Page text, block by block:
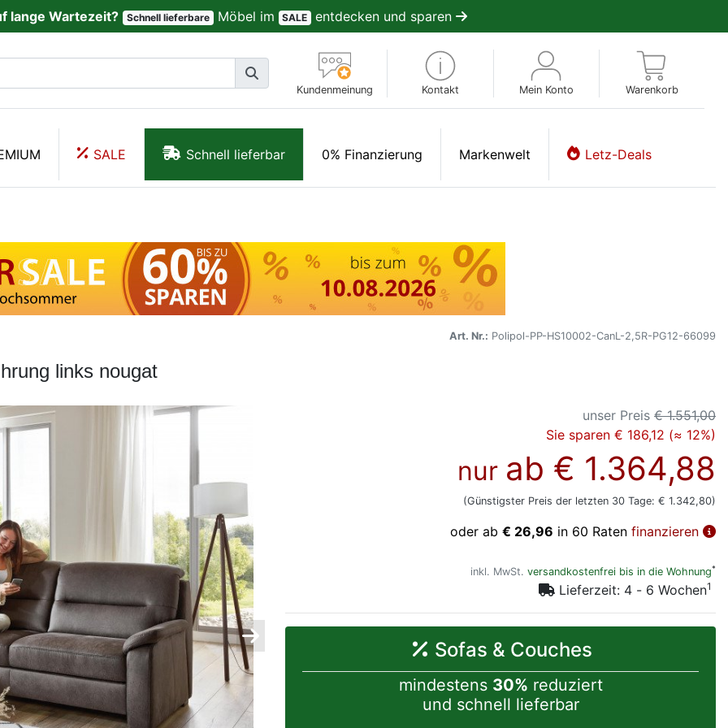
lange Wartezeit? Schnell lieferbare Möbel im SALE entdecken und sparen
Kundenmeinung Kontakt Mein Konto Warenkorb
SALE Schnell lieferbar 0% Finanzierung Markenwelt Letz-Deals
Art. Nr.: Polipol-PP-HS10002-CanL-2,5R-PG12-66099
links nougat
unser Preis € 1.551,00
Sie sparen € 186,12 (≈ 12%)
nur ab € 1.364,88
(Günstigster Preis der letzten 30 Tage: € 1.342,80)
oder ab € 26,96 in 60 Raten finanzieren
inkl. MwSt. versandkostenfrei bis in die Wohnung*
Lieferzeit: 4 - 6 Wochen1
Sofas & Couches
mindestens 30% reduziert
und schnell lieferbar